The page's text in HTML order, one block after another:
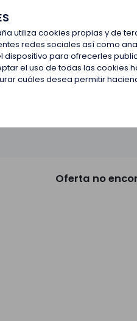
utiliza cookies propias y
redes sociales así como
para ofrecerles
el uso de todas las cookies
cuáles desea permitir
Oferta no